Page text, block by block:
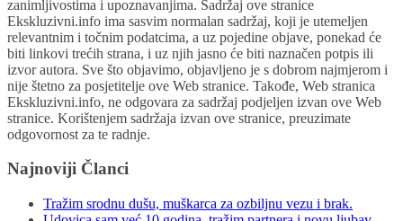
zanimljivostima i upoznavanjima. Sadržaj ove stranice
Ekskluzivni.info ima sasvim normalan sadržaj, koji je utemeljen
relevantnim i točnim podatcima, a uz pojedine objave, ponekad će
biti linkovi trećih strana, i uz njih jasno će biti naznačen potpis ili
izvor autora. Sve što objavimo, objavljeno je s dobrom najmjerom i
nije štetno za posjetitelje ove Web stranice. Takođe, Web stranica
Ekskluzivni.info, ne odgovara za sadržaj podjeljen izvan ove Web
stranice. Korištenjem sadržaja izvan ove stranice, preuzimate
odgovornost za te radnje.
Najnoviji Članci
Tražim srodnu dušu, muškarca za ozbiljnu vezu i brak.